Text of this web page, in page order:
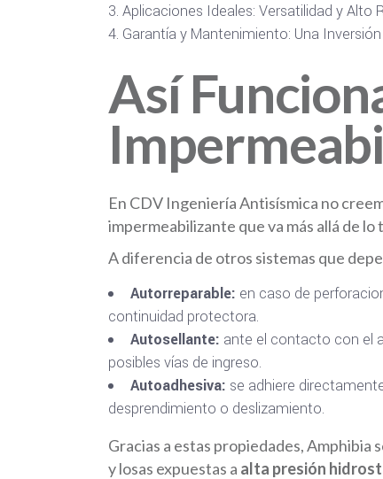
Aplicaciones Ideales: Versatilidad y Alto
Garantía y Mantenimiento: Una
Así
En CDV Ingeniería Antisísmica no
impermeabilizante que va más allá de lo
A diferencia de otros sistemas que
Autorreparable: en caso de
continuidad protectora.
Autosellante: ante el contacto con el
posibles vías de ingreso.
Autoadhesiva: se adhiere
desprendimiento o deslizamiento.
Gracias a estas propiedades, Amphibia
y losas expuestas a alta presión